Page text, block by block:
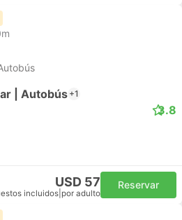
| Autobús+1
3.8
USD 57
incluidos por adulto
Reservar